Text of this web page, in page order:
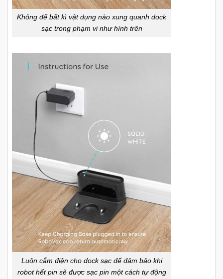
Không để bất kì vật dụng nào xung quanh dock
sạc trong phạm vi như hình trên
Luôn cắm điện cho dock sạc để đảm bảo khi
robot hết pin sẽ được sạc pin một cách tự động